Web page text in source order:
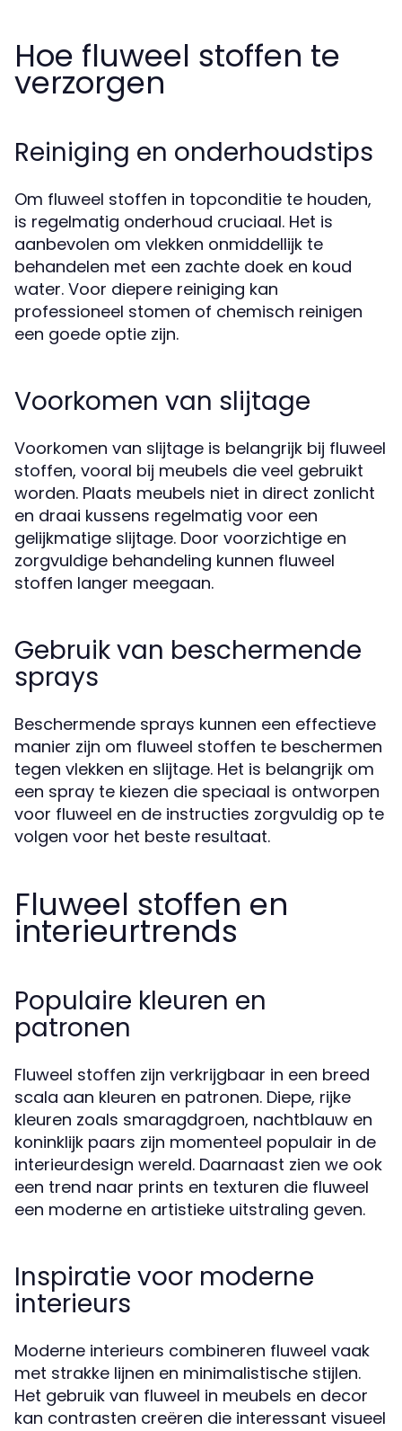
Hoe fluweel stoffen te
verzorgen
Reiniging en onderhoudstips
Om fluweel stoffen in topconditie te houden,
is regelmatig onderhoud cruciaal. Het is
aanbevolen om vlekken onmiddellijk te
behandelen met een zachte doek en koud
water. Voor diepere reiniging kan
professioneel stomen of chemisch reinigen
een goede optie zijn.
Voorkomen van slijtage
Voorkomen van slijtage is belangrijk bij fluweel
stoffen, vooral bij meubels die veel gebruikt
worden. Plaats meubels niet in direct zonlicht
en draai kussens regelmatig voor een
gelijkmatige slijtage. Door voorzichtige en
zorgvuldige behandeling kunnen fluweel
stoffen langer meegaan.
Gebruik van beschermende
sprays
Beschermende sprays kunnen een effectieve
manier zijn om fluweel stoffen te beschermen
tegen vlekken en slijtage. Het is belangrijk om
een spray te kiezen die speciaal is ontworpen
voor fluweel en de instructies zorgvuldig op te
volgen voor het beste resultaat.
Fluweel stoffen en
interieurtrends
Populaire kleuren en
patronen
Fluweel stoffen zijn verkrijgbaar in een breed
scala aan kleuren en patronen. Diepe, rijke
kleuren zoals smaragdgroen, nachtblauw en
koninklijk paars zijn momenteel populair in de
interieurdesign wereld. Daarnaast zien we ook
een trend naar prints en texturen die fluweel
een moderne en artistieke uitstraling geven.
Inspiratie voor moderne
interieurs
Moderne interieurs combineren fluweel vaak
met strakke lijnen en minimalistische stijlen.
Het gebruik van fluweel in meubels en decor
kan contrasten creëren die interessant visueel